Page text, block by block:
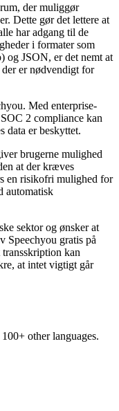
der muliggør
Dette gør det lettere at
har adgang til de
i formater som
JSON, er det nemt at
er nødvendigt for
Med enterprise-
2 compliance kan
data er beskyttet.
brugerne mulighed
at der kræves
en risikofri mulighed for
automatisk
sektor og ønsker at
Speechyou gratis på
kan
at intet vigtigt går
100+ other languages.